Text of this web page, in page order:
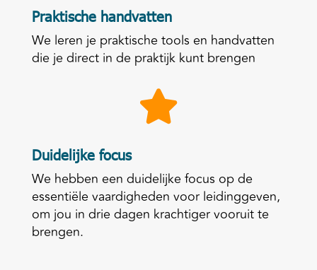
Praktische handvatten
We leren je praktische tools en handvatten
die je direct in de praktijk kunt brengen

Duidelijke focus
We hebben een duidelijke focus op de
essentiële vaardigheden voor leidinggeven,
om jou in drie dagen krachtiger vooruit te
brengen.